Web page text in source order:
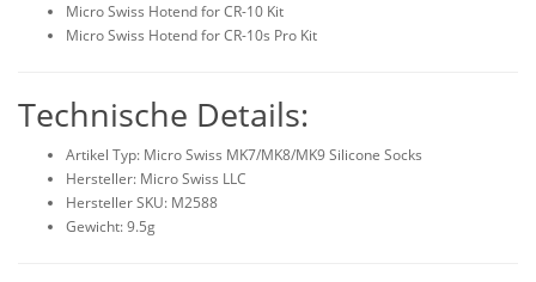
Micro Swiss Hotend for CR-10 Kit
Micro Swiss Hotend for CR-10s Pro Kit
Technische Details:
Artikel Typ: Micro Swiss MK7/MK8/MK9 Silicone Socks
Hersteller: Micro Swiss LLC
Hersteller SKU: M2588
Gewicht: 9.5g